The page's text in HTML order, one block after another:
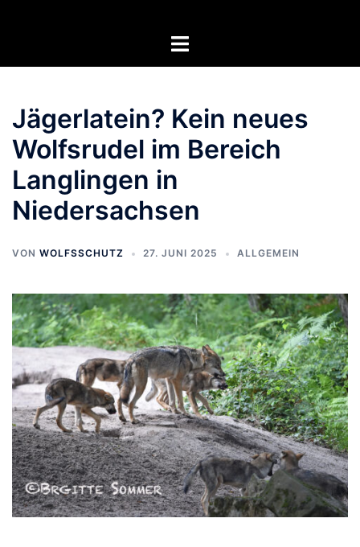
Menü
Jägerlatein? Kein neues
Wolfsrudel im Bereich
Langlingen in
Niedersachsen
VON WOLFSSCHUTZ 27. JUNI 2025 ALLGEMEIN